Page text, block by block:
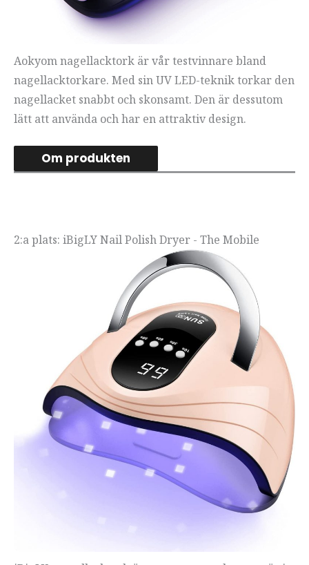
Aokyom nagellacktork är vår testvinnare bland
nagellacktorkare. Med sin UV LED-teknik torkar den
nagellacket snabbt och skonsamt. Den är dessutom
lätt att använda och har en attraktiv design.
Om produkten
2:a plats: iBigLY Nail Polish Dryer - The Mobile